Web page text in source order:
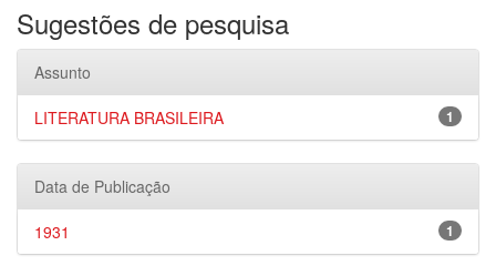
Sugestões de pesquisa
Assunto
1
LITERATURA BRASILEIRA
Data de Publicação
1
1931